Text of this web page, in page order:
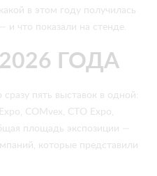
в этом году получилась
и что показали на стенде.
ГОДА
пять выставок в одной:
COMvex, CTO Expo,
площадь экспозиции —
которые представили